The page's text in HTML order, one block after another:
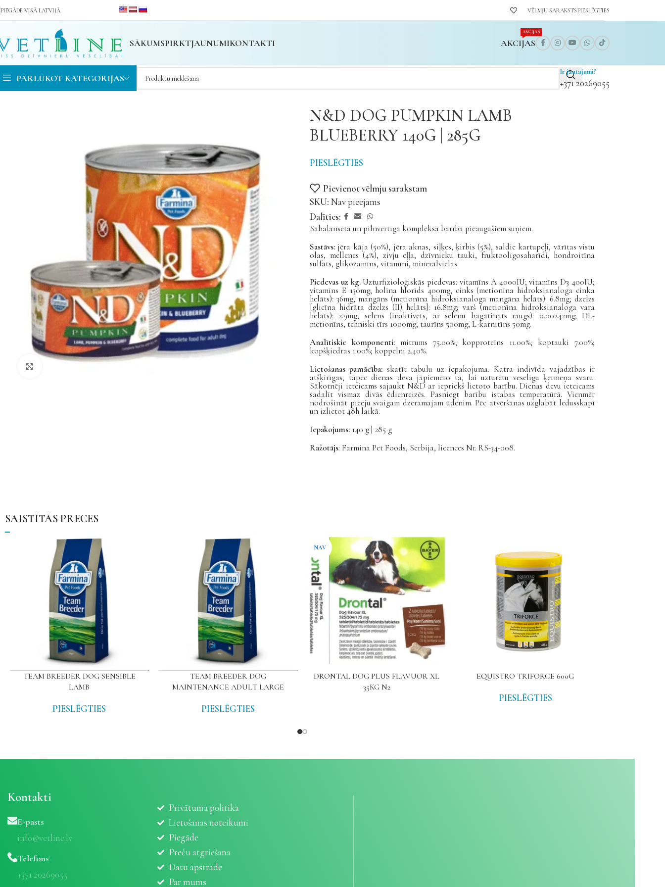
PIEGĀDE VISĀ LATVIJĀ VĒLMJU SARAKSTSPIESLĒGTIES
SĀKUMSPIRKTJAUNUMIKONTAKTI AKCIJAS
AKCIJAS
PĀRLŪKOT KATEGORIJAS
Ir jautājumi?
+371 20269055
N&D DOG PUMPKIN LAMB
BLUEBERRY 140G | 285G
PIESLĒGTIES
Pievienot vēlmju sarakstam
SKU: Nav pieejams
Dalīties:
Sabalansēta un pilnvērtīga kompleksā barība pieaugušiem suņiem.
Sastāvs: jēra kāja (50%), jēra aknas, siļķes, ķirbis (5%), saldie kartupeļi, vārītas vistu
olas, mellenes (4%), zivju eļļa, dzīvnieku tauki, fruktooligosaharīdi, hondroitīna
sulfāts, glikozamīns, vitamīni, minerālvielas.
Piedevas uz kg.Uzturfizioloģiskās piedevas: vitamīns A 4000IU; vitamīns D3 400IU;
vitamīns E 130mg; holīna hlorīds 400mg; cinks (metionīna hidroksianaloga cinka
helāts): 36mg; mangāns (metionīna hidroksianaloga mangāna helāts): 6.8mg; dzelzs
[glicīna hidrāta dzelzs (II) helāts]: 16.8mg; varš (metionīna hidroksianaloga vara
helāts): 2.9mg; selēns (inaktivēts, ar selēnu bagātināts raugs): 0.00242mg; DL-
metionīns, tehniski tīrs 1000mg; taurīns 500mg; L-karnitīns 50mg.
Analītiskie komponenti: mitrums 75.00%; kopproteīns 11.00%; koptauki 7.00%;
kopšķiedras 1.00%; koppelni 2.40%.
Lietošanas pamācība: skatīt tabulu uz iepakojuma. Katra indivīda vajadzības ir
atšķirīgas, tāpēc dienas deva jāpiemēro tā, lai uzturētu veselīgu ķermeņa svaru.
Sākotnēji ieteicams sajaukt N&D ar iepriekš lietoto barību. Dienas devu ieteicams
sadalīt vismaz divās ēdienreizēs. Pasniegt barību istabas temperatūrā. Vienmēr
nodrošināt pieeju svaigam dzeramajam ūdenim. Pēc atvēršanas uzglabāt ledusskapī
un izlietot 48h laikā.
Iepakojums: 140 g | 285 g
Ražotājs: Farmina Pet Foods, Serbija, licences Nr. RS-34-008.
SAISTĪTĀS PRECES
TEAM BREEDER DOG SENSIBLE
LAMB
PIESLĒGTIES
TEAM BREEDER DOG
MAINTENANCE ADULT LARGE
PIESLĒGTIES
NAV
DRONTAL DOG PLUS FLAVUOR XL
35KG N2
EQUISTRO TRIFORCE 600G
PIESLĒGTIES
Kontakti
E-pasts
info@vetline.lv
Telefons
+371 20269055
Privātuma politika
Lietošanas noteikumi
Piegāde
Preču atgriešana
Datu apstrāde
Par mums